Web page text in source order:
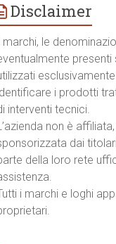
Disclaimer
marchi, le
i prodotti
interventi tecnici.
non è
dai
della loro rete
i marchi e loghi